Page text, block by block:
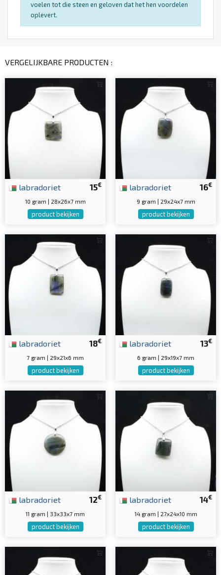
voelen tot die steen en geloven dat het hen voordelen
oplevert.
VERGELIJKBARE PRODUCTEN :
15€
labradoriet
10 gram | 28x26x7 mm
product bekijken
16€
labradoriet
9 gram | 29x24x7 mm
product bekijken
18€
labradoriet
7 gram | 29x21x6 mm
product bekijken
13€
labradoriet
6 gram | 29x19x7 mm
product bekijken
12€
labradoriet
11 gram | 33x33x7 mm
product bekijken
14€
labradoriet
14 gram | 27x24x10 mm
product bekijken